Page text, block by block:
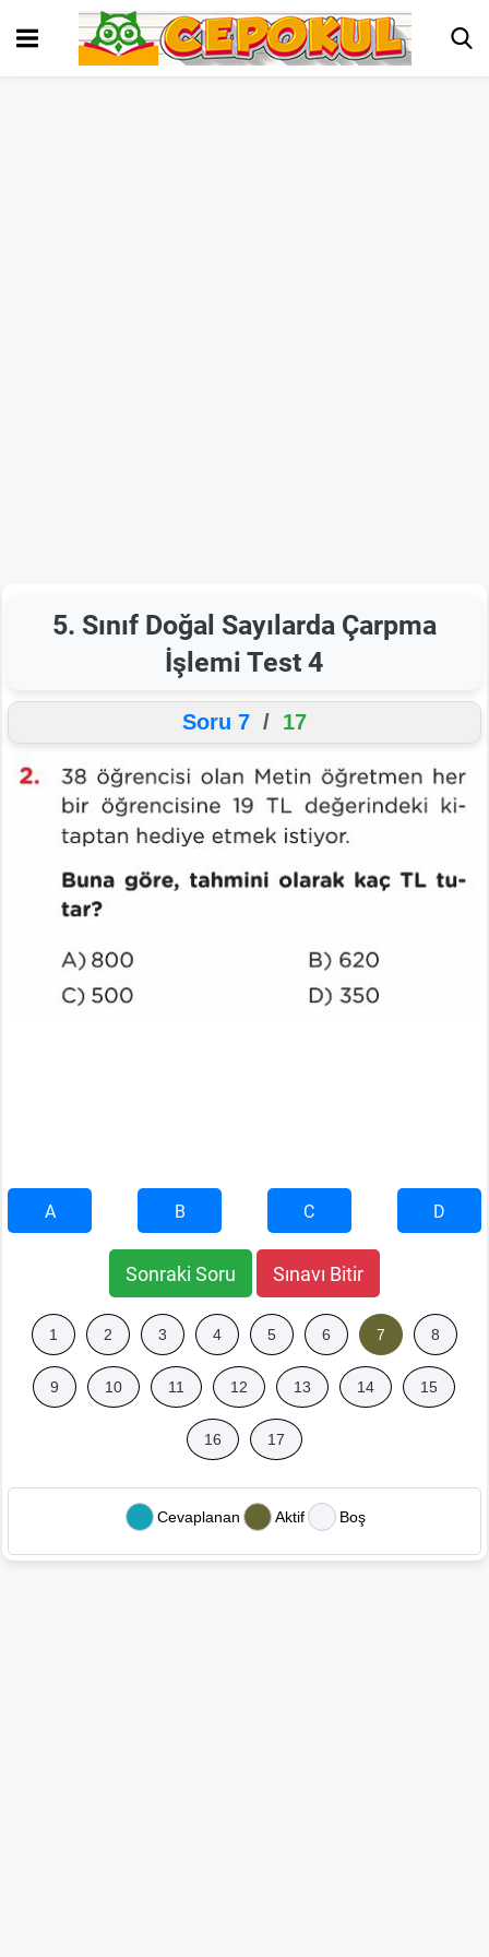
5. Sınıf Doğal Sayılarda Çarpma
İşlemi Test 4
Soru 7 / 17
A B C D
Sonraki Soru Sınavı Bitir
1 2 3 4 5 6 7 8
9 10 11 12 13 14 15
16 17
Cevaplanan Aktif Boş